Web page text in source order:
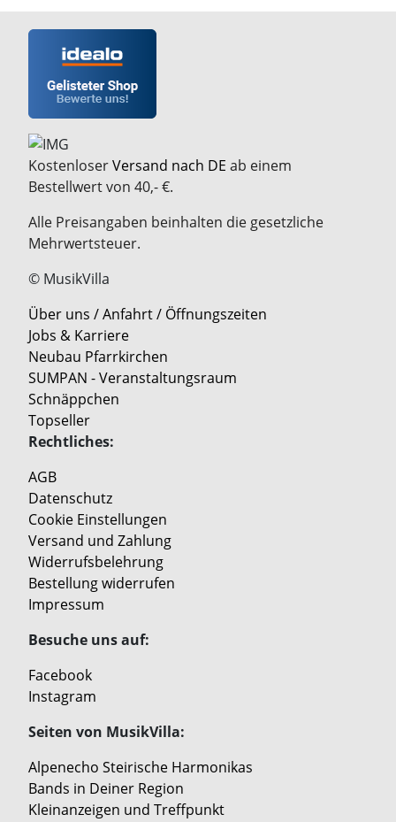
KostenloserVersand nach DE ab einem
Bestellwert von 40,- €.
Alle Preisangaben beinhalten die gesetzliche
Mehrwertsteuer.
© MusikVilla
Über uns / Anfahrt / Öffnungszeiten
Jobs & Karriere
Neubau Pfarrkirchen
SUMPAN - Veranstaltungsraum
Schnäppchen
Topseller
Rechtliches:
AGB
Datenschutz
Cookie Einstellungen
Versand und Zahlung
Widerrufsbelehrung
Bestellung widerrufen
Impressum
Besuche uns auf:
Facebook
Instagram
Seiten von MusikVilla:
Alpenecho Steirische Harmonikas
Bands in Deiner Region
Kleinanzeigen und Treffpunkt